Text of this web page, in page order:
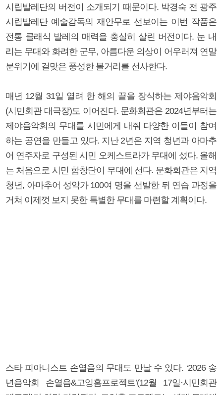
시립발레단의 버전이 소개되기 때문이다. 박경숙 전 광주
시립발레단 예술감독의 재안무로 선보이는 이번 작품은
전통 클래식 발레의 매력을 충실히 살린 버전이다. 눈 내
리는 무대와 화려한 군무, 아름다운 의상이 어우러져 연말
분위기에 걸맞은 풍성한 볼거리를 선사한다.
매년 12월 31일 열려 한 해의 끝을 장식하는 제야음악회
(시민회관 대극장)도 이어진다. 문화회관은 2024년부터는
제야음악회의 무대를 시민에게 내줘 다양한 이들이 참여
하는 공연을 만들고 있다. 지난 2년은 지역 청년과 아마추
어 연주자로 구성된 시민 오케스트라가 무대에 섰다. 올해
는 처음으로 시민 합창단이 무대에 선다. 문화회관은 지역
청년, 아마추어 성악가 100여 명을 선발한 뒤 연습 과정을
거쳐 이제껏 보지 못한 특별한 무대를 마련할 계획이다.
스타 피아니스트 손열음의 무대도 만날 수 있다. ‘2026 송
년음악회 손열음&고잉홈프로젝트’(12월 17일·시민회관